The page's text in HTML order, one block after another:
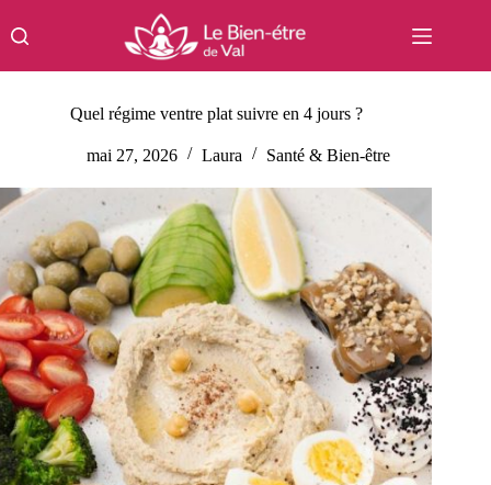
au
contenu
Quel régime ventre plat suivre en 4 jours ?
mai 27, 2026 Laura Santé & Bien-être